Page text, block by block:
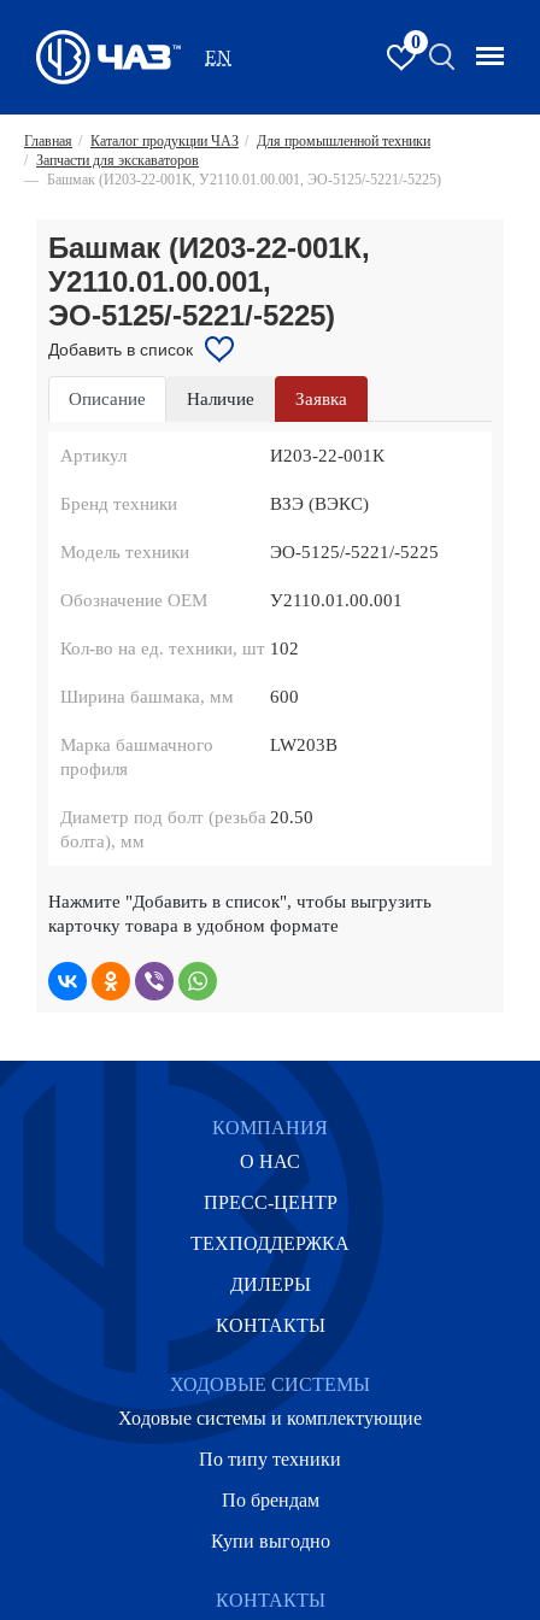
EN
0
Главная / Каталог продукции ЧАЗ / Для промышленной техники
/ Запчасти для экскаваторов
— Башмак (И203-22-001К, У2110.01.00.001, ЭО-5125/-5221/-5225)
Башмак (И203-22-001К,
У2110.01.00.001,
ЭО-5125/-5221/-5225)
Добавить в список
Описание Наличие Заявка
Артикул И203-22-001К
Бренд техники ВЗЭ (ВЭКС)
Модель техники ЭО-5125/-5221/-5225
Обозначение ОЕМ У2110.01.00.001
Кол-во на ед. техники, шт 102
Ширина башмака, мм 600
Марка башмачного
профиля
LW203B
Диаметр под болт (резьба
болта), мм
20.50
Нажмите "Добавить в список", чтобы выгрузить
карточку товара в удобном формате
КОМПАНИЯ
О НАС
ПРЕСС-ЦЕНТР
ТЕХПОДДЕРЖКА
ДИЛЕРЫ
КОНТАКТЫ
ХОДОВЫЕ СИСТЕМЫ
Ходовые системы и комплектующие
По типу техники
По брендам
Купи выгодно
КОНТАКТЫ